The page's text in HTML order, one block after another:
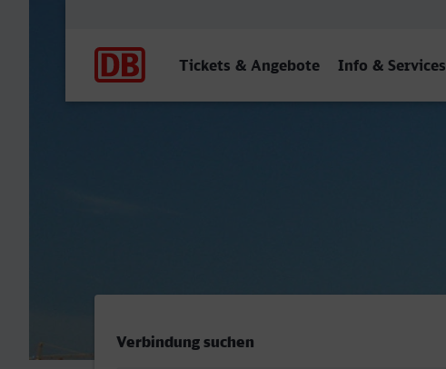
Tickets & Angebote Info & Services
Verbindung suchen